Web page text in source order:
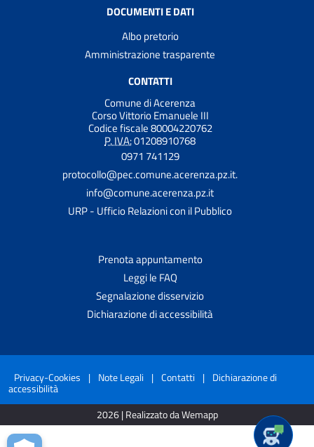
DOCUMENTI E DATI
Albo pretorio
Amministrazione trasparente
CONTATTI
Comune di Acerenza
Corso Vittorio Emanuele III
Codice fiscale 80004220762
P. IVA:01208910768
0971 741129
protocollo@pec.comune.acerenza.pz.it.
info@comune.acerenza.pz.it
URP - Ufficio Relazioni con il Pubblico
Prenota appuntamento
Leggi le FAQ
Segnalazione disservizio
Dichiarazione di accessibilità
Privacy-Cookies | Note Legali | Contatti | Dichiarazione di
accessibilità
2026 | Realizzato da Wemapp